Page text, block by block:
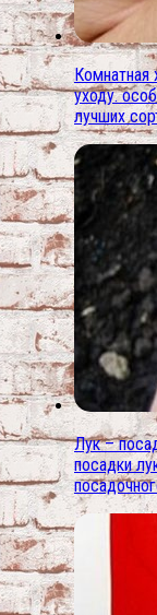
Комнатная
уходу.
лучших
Лук –
посадки